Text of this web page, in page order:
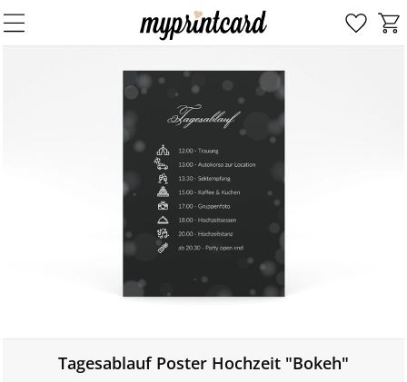
Tagesablauf Poster Hochzeit "Bokeh"